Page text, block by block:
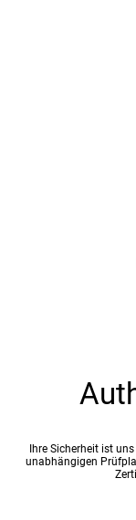
Ihre Sicherheit ist
unabhängigen